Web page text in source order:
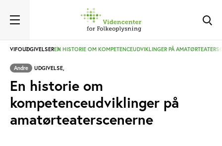
VIFOUDGIVELSEREN HISTORIE OM KOMPETENCEUDVIKLINGER PÅ
Andre UDGIVELSE,
En historie om
kompetenceudviklinger på
amatørteaterscenerne